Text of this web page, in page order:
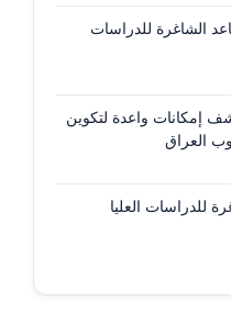
الشاغرة للدراسات
إمكانات واعدة لتكوين
العراق
للدراسات العليا